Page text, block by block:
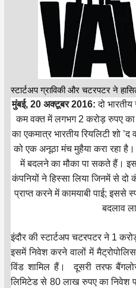
स्टार्टअप ग्राविकी और चटरपटर ने
मुंबई, 20 अक्टूबर 2016: दो
कम वक्त में लगभग 2 करोड़ रुपए का
का एकमात्र भारतीय रियलिटी शो ’द
को एक अनूठा मंच मुहैया करा रहा
में बदलने का मौका पा सकते हैं।
कंपनियों ने हिस्सा लिया जिनमें से
प्राप्त करने में कामयाबी पाई; इससे
बदलाव
इंदौर की स्टार्टअप चटरपटर ने 1
इसमें निवेश करने वालों में
विंड शामिल हैं। दूसरी तरफ
लिमिटेड से 80 लाख रुपए का निवेश